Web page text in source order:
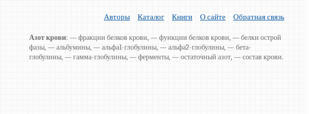
Авторы Каталог Книги О сайте Обратная связь
Азот крови: — фракции белков крови, — функции белков крови, — белки острой
фазы, — альбумины, — альфа1-глобулины, — альфа2-глобулины, — бета-
глобулины, — гамма-глобулины, — ферменты, — остаточный азот, — состав крови.